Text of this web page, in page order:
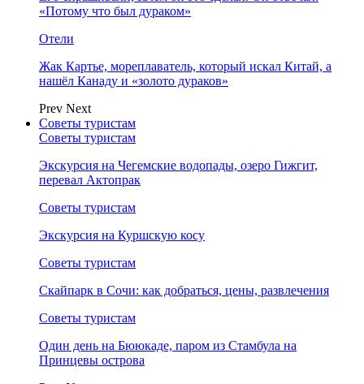
«Потому что был дураком»
Отели
Жак Картье, мореплаватель, который искал Китай, а
нашёл Канаду и «золото дураков»
Prev Next
Советы туристам
Советы туристам
Экскурсия на Чегемские водопады, озеро Гижгит,
перевал Актопрак
Советы туристам
Экскурсия на Куршскую косу
Советы туристам
Скайпарк в Сочи: как добраться, цены, развлечения
Советы туристам
Один день на Бююкаде, паром из Стамбула на
Принцевы острова